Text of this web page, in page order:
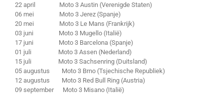
22 april Moto 3 Austin (Verenigde Staten)
06 mei Moto 3 Jerez (Spanje)
20 mei Moto 3 Le Mans (Frankrijk)
03 juni Moto 3 Mugello (Italië)
17 juni Moto 3 Barcelona (Spanje)
01 juli Moto 3 Assen (Nederland)
15 juli Moto 3 Sachsenring (Duitsland)
05 augustus Moto 3 Brno (Tsjechische Republiek)
12 augustus Moto 3 Red Bull Ring (Austria)
09 september Moto 3 Misano (Italië)